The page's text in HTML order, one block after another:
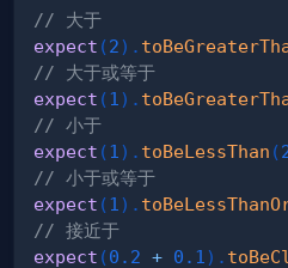
// 大于
expect (2) .
// 大于或等于
expect (1 ) .
// 小于
expect (1 ) . toBeLessThan (
// 小于或等于
expect (1 ) .
// 接近于
expect (0.2 + 0.1 ) .